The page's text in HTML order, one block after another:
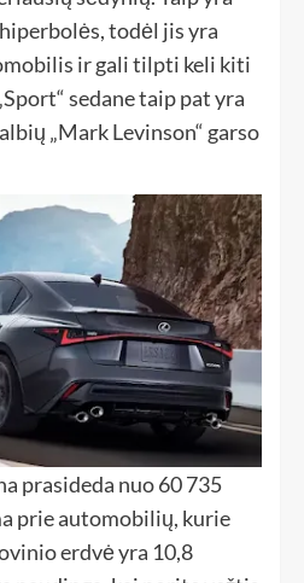
todėl jis yra
ir gali tilpti keli kiti
sedane taip pat yra
„Mark Levinson“ garso
prasideda nuo 60 735
prie automobilių, kurie
erdvė yra 10,8